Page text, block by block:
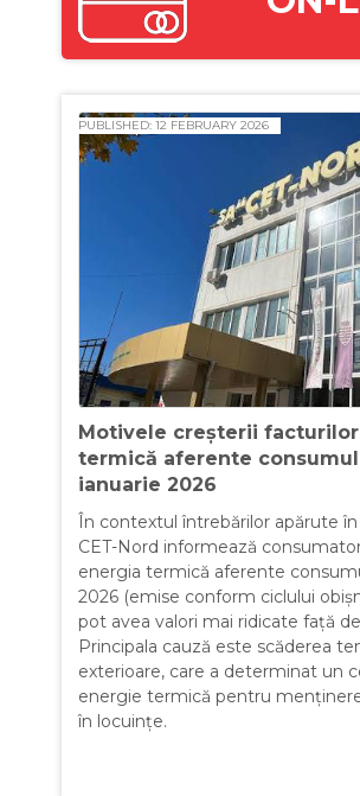
Motivele creșterii
termică aferente
ianuarie 2026
PUBLISHED: 12 FEBRUARY 2026
În contextul întrebărilor apărute în
CET-Nord informează
energia termică aferente
2026 (emise conform ciclului
pot avea valori mai ridicate față
Principala cauză este scăderea
exterioare, care a determinat un
energie termică pentru
în locuințe.